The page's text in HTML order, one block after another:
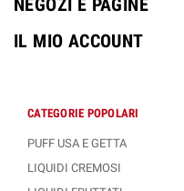
NEGOZI E PAGINE
IL MIO ACCOUNT
CATEGORIE POPOLARI
PUFF USA E GETTA
LIQUIDI CREMOSI